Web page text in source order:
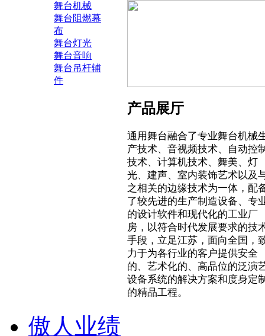
舞台机械
舞台阻燃幕
布
舞台灯光
舞台音响
舞台吊杆辅
件
产品展厅
通用舞台融合了专业舞台机械
产技术、音视频技术、自动控
技术、计算机技术、舞美、灯
光、建声、室内装饰艺术以及
之相关的边缘技术为一体，配
了较先进的生产制造设备、专
的设计软件和现代化的工业厂
房，以符合时代发展要求的技
手段，立足江苏，面向全国，
力于为各行业的客户提供安全
的、艺术化的、高品位的泛演
设备系统的解决方案和度身定
的精品工程。
傲人业绩